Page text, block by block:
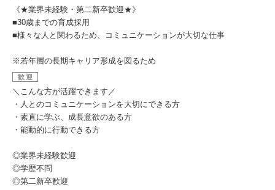
《★業界未経験・第二新卒歓迎★》
■30歳までの育成採用
■様々な人と関わるため、コミュニケーションが大切な仕事
※若年層の長期キャリア形成を図るため
歓迎
＼こんな方が活躍できます／
・人とのコミュニケーションを大切にできる方
・素直に学ぶ、成長意欲のある方
・能動的に行動できる方
◎業界未経験歓迎
◎学歴不問
◎第二新卒歓迎